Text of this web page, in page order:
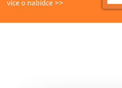
více o nabídce >>